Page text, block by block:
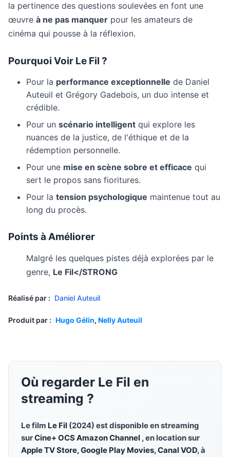
la pertinence des questions soulevées en font une
œuvre à ne pas manquer pour les amateurs de
cinéma qui pousse à la réflexion.
Pourquoi Voir Le Fil ?
Pour la performance exceptionnelle de Daniel
Auteuil et Grégory Gadebois, un duo intense et
crédible.
Pour un scénario intelligent qui explore les
nuances de la justice, de l'éthique et de la
rédemption personnelle.
Pour une mise en scène sobre et efficace qui
sert le propos sans fioritures.
Pour la tension psychologique maintenue tout au
long du procès.
Points à Améliorer
Malgré les quelques pistes déjà explorées par le
genre, Le Fil</STRONG
Réalisé par : Daniel Auteuil
Produit par : Hugo Gélin, Nelly Auteuil
Où regarder Le Fil en
streaming ?
Le film Le Fil (2024) est disponible en streaming
surCine+ OCS Amazon Channel , en location sur
Apple TV Store, Google Play Movies, Canal VOD, à